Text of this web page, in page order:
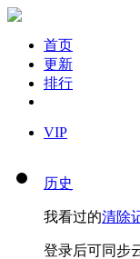
首页
更新
排行
VIP
历史
我看过的清除
登录后可同步